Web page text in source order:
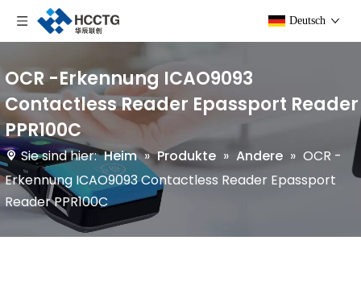
Deutsch
OCR -Erkennung ICAO9093
Contactless Reader Epassport Reader
PPR100C
Sie sind hier: Heim » Produkte » Andere » OCR -
Erkennung ICAO9093 Contactless Reader Epassport
Reader PPR100C